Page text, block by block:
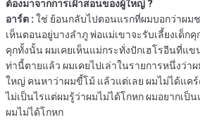
ต้องมาจากการเฝ้าสอนของผู้ใหญ่ ?
อาร์ต :ใช่ ย้อนกลับไปตอนแรกที่ผมบอกว่าผม
เห็นตอนอยู่บางลำภู พ่อแม่เขาจะรับเลี้ยงเด็ก
คุกทั้งนั้น ผมเคยเห็นแม่กระทั่งปักเฮโรอีนที่แ
ท่านี้ตายแล้ว ผมเคยไปเล่าในรายการหนึ่งว่า
ใหญ่ คนหาว่าผมขี้โม้ แล้วแต่เลย ผมไม่ได้แค
ไม่เป็นไรแต่ผมรู้ว่าผมไม่ได้โกหก ผมอยากเป็
ผมไม่ได้โกหก